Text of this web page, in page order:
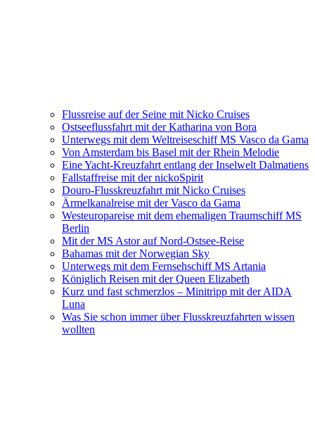
Flussreise auf der Seine mit Nicko Cruises
Ostseeflussfahrt mit der Katharina von Bora
Unterwegs mit dem Weltreiseschiff MS Vasco da Gama
Von Amsterdam bis Basel mit der Rhein Melodie
Eine Yacht-Kreuzfahrt entlang der Inselwelt Dalmatiens
Fallstaffreise mit der nickoSpirit
Douro-Flusskreuzfahrt mit Nicko Cruises
Ärmelkanalreise mit der Vasco da Gama
Westeuropareise mit dem ehemaligen Traumschiff MS
Berlin
Mit der MS Astor auf Nord-Ostsee-Reise
Bahamas mit der Norwegian Sky
Unterwegs mit dem Fernsehschiff MS Artania
Königlich Reisen mit der Queen Elizabeth
Kurz und fast schmerzlos – Minitripp mit der AIDA
Luna
Was Sie schon immer über Flusskreuzfahrten wissen
wollten